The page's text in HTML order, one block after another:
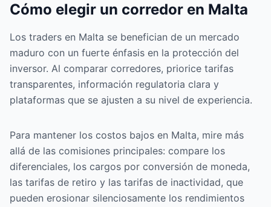
Cómo elegir un corredor en Malta
Los traders en Malta se benefician de un mercado
maduro con un fuerte énfasis en la protección del
inversor. Al comparar corredores, priorice tarifas
transparentes, información regulatoria clara y
plataformas que se ajusten a su nivel de experiencia.
Para mantener los costos bajos en Malta, mire más
allá de las comisiones principales: compare los
diferenciales, los cargos por conversión de moneda,
las tarifas de retiro y las tarifas de inactividad, que
pueden erosionar silenciosamente los rendimientos